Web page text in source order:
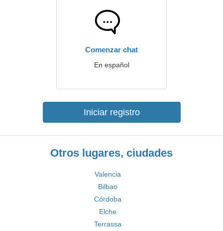
Comenzar chat
En español
Iniciar registro
Otros lugares, ciudades
Valencia
Bilbao
Córdoba
Elche
Terrassa